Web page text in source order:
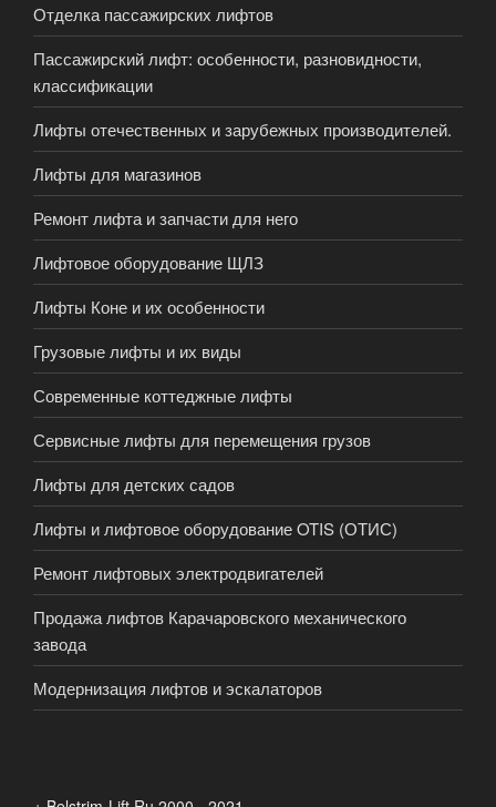
Отделка пассажирских лифтов
Пассажирский лифт: особенности, разновидности,
классификации
Лифты отечественных и зарубежных производителей.
Лифты для магазинов
Ремонт лифта и запчасти для него
Лифтовое оборудование ЩЛЗ
Лифты Коне и их особенности
Грузовые лифты и их виды
Современные коттеджные лифты
Сервисные лифты для перемещения грузов
Лифты для детских садов
Лифты и лифтовое оборудование OTIS (ОТИС)
Ремонт лифтовых электродвигателей
Продажа лифтов Карачаровского механического
завода
Модернизация лифтов и эскалаторов